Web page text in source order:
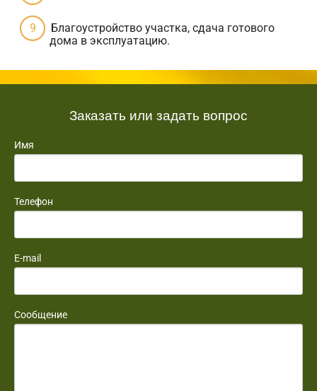
Благоустройство участка, сдача готового
дома в эксплуатацию.
Заказать или задать вопрос
Имя
Телефон
E-mail
Сообщение